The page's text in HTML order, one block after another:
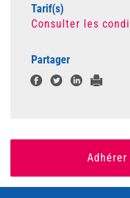
Tarif(s)
Consulter les
Partager
Adhérer